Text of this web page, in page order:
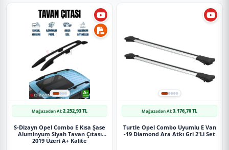
Mağazadan Al:2.252,93 TL
S-Dizayn Opel Combo E Kısa Şase
Aluminyum Siyah Tavan Çıtası
2019 Üzeri A+ Kalite
Mağazadan Al:3.176,70 TL
Turtle Opel Combo Uyumlu E Van
-19 Diamond Ara Atkı Gri 2'Li Set